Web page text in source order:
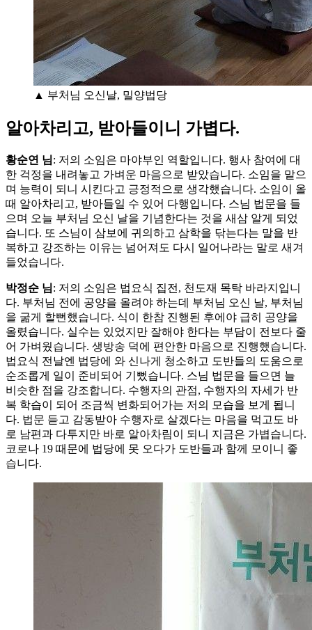
▲ 부처님 오신날, 밀양법당
알아차리고, 받아들이니 가볍다.
황순연 님: 저의 소임은 마야부인 역할입니다. 행사 참여에 대
한 걱정을 내려놓고 가벼운 마음으로 받았습니다. 소임을 맡으
며 능력이 되니 시킨다고 긍정적으로 생각했습니다. 소임이 올
때 알아차리고, 받아들일 수 있어 다행입니다. 스님 법문을 들
으며 오늘 부처님 오신 날을 기념한다는 것을 새삼 알게 되었
습니다. 또 스님이 삼보에 귀의하고 삼학을 닦는다는 말을 반
복하고 강조하는 이유는 넘어져도 다시 일어나라는 말로 새겨
들었습니다.
박정순 님: 저의 소임은 법요식 집전, 천도재 목탁 바라지입니
다. 부처님 전에 공양을 올려야 하는데 부처님 오신 날, 부처님
을 굶게 할뻔했습니다. 식이 한참 진행된 후에야 급히 공양을
올렸습니다. 실수는 있었지만 잘해야 한다는 부담이 전보다 줄
어 가벼웠습니다. 생방송 덕에 편안한 마음으로 진행했습니다.
법요식 전날엔 법당에 와 신나게 청소하고 도반들의 도움으로
순조롭게 일이 준비되어 기뻤습니다. 스님 법문을 들으면 늘
비슷한 점을 강조합니다. 수행자의 관점, 수행자의 자세가 반
복 학습이 되어 조금씩 변화되어가는 저의 모습을 보게 됩니
다. 법문 듣고 감동받아 수행자로 살겠다는 마음을 먹고도 바
로 남편과 다투지만 바로 알아차림이 되니 지금은 가볍습니다.
코로나 19 때문에 법당에 못 오다가 도반들과 함께 모이니 좋
습니다.